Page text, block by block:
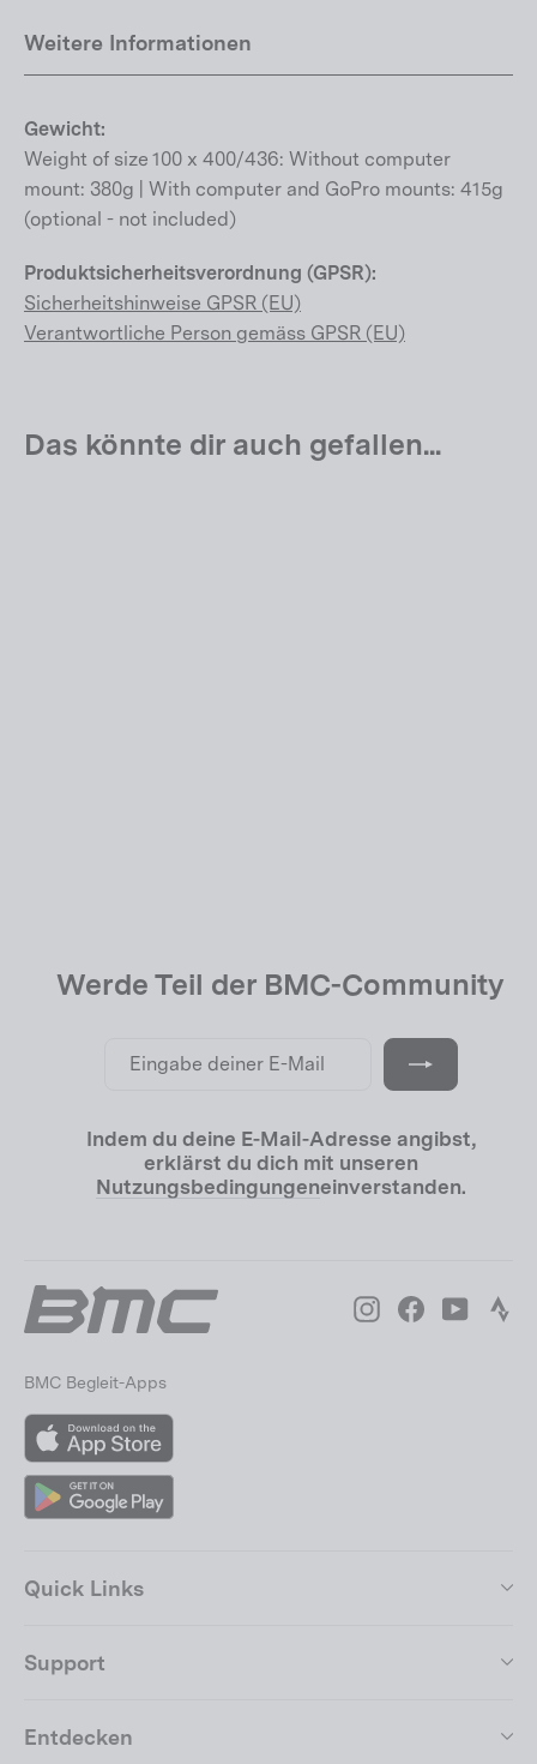
Werde Teil der BMC-
Weitere Informationen
Gewicht:
Weight of size 100 x 400/436: Without computer
mount: 380g | With computer and GoPro mounts: 415g
(optional - not included)
Produktsicherheitsverordnung (GPSR):
Sicherheitshinweise GPSR (EU)
Verantwortliche Person gemäss GPSR (EU)
Das könnte dir auch gefallen...
Werde Teil der BMC-Community
deiner
Indem du deine E-Mail-Adresse angibst,
erklärst du dich mit unseren
Nutzungsbedingungeneinverstanden.
InstagramFacebookYouTube
BMC Begleit-Apps
Play
Quick Links
Support
Entdecken